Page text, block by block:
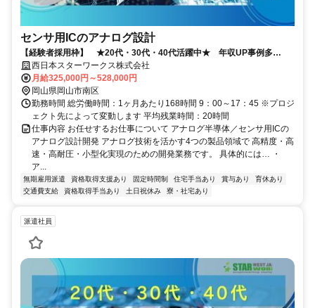
センサ用ICのアナログ設計
【経験者採用枠】 ★20代・30代・40代活躍中★ 年収UP事例多
数！！
西日本スターワークス株式会社
月給325,000円～528,000円
岡山県岡山市南区
勤務時間 総労働時間：1ヶ月あたり168時間 9：00～17：45 ※プロジ
ェクト先によって変動します 平均残業時間：20時間
仕事内容 お任せするお仕事について アナログ半導体／センサ用ICの
アナログ設計開発 アナログ技術を活かす4つの製品領域で 高精度・高
速・高耐圧・小型化実現のための開発業務です。 具体的には… ・
ア...
無期雇用派遣 資格取得支援あり 固定時間制 住宅手当あり 賞与あり
育休あり
交通費支給
資格取得手当あり 土日祝休み 寮・社宅あり
派遣社員